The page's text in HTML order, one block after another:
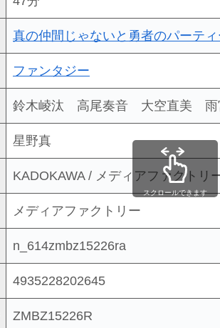
真の仲間じゃないと勇者のパーテ
ファンタジー
鈴木崚汰 高尾奏音 大空直美
星野真
KADOKAWA / メディアファクトリ
メディアファクトリー
n_614zmbz15226ra
4935228202645
ZMBZ15226R
スクロールできます